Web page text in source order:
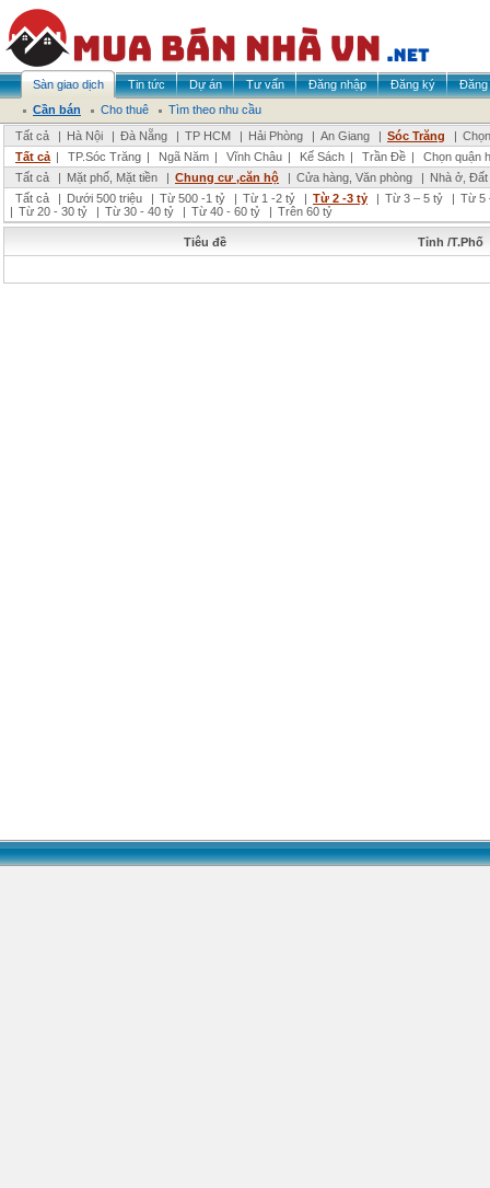
Sàn giao dịch Tin tức Dự án Tư vấn Đăng nhập Đăng ký
Đăng
Cần bán
Cho thuê
Tìm theo nhu cầu
Tất cả
| Hà Nội | Đà Nẵng | TP HCM | Hải Phòng | An Giang | Sóc Trăng |
Tất cả | TP.Sóc Trăng | Ngã Năm | Vĩnh Châu | Kế Sách | Trần Đề |
Chọn quận
Tất cả
| Mặt phố, Mặt tiền | Chung cư ,căn hộ | Cửa hàng, Văn phòng | Nhà ở,
Tất cả
| Dưới 500 triệu | Từ 500 -1 tỷ | Từ 1 -2 tỷ | Từ 2 -3 tỷ | Từ 3 – 5 tỷ | Từ 5
| Từ 20 - 30 tỷ | Từ 30 - 40 tỷ | Từ 40 - 60 tỷ | Trên 60 tỷ
Tiêu đề Tỉnh /T.Phố